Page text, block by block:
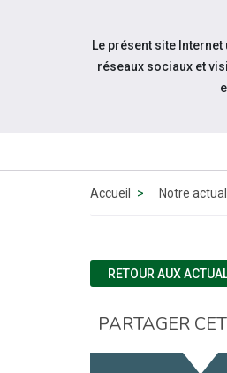
Aller au contenu
Accueil Notre
RETOUR AUX
PARTAGER
Le présent site
réseaux sociaux et